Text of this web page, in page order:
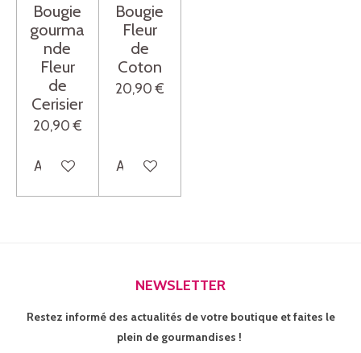
Bougie
gourma
nde
Fleur
de
Cerisier
20,90 €
Ajouter au panier
Bougie
Fleur
de
Coton
20,90 €
Ajouter au panier
NEWSLETTER
Restez informé des actualités de votre boutique et faites le
plein de gourmandises !